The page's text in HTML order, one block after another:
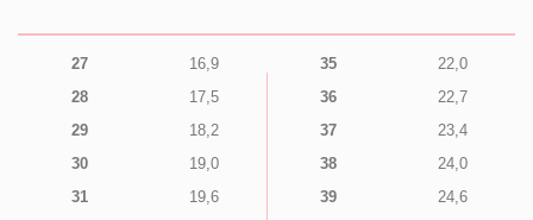
27
16,9
28
17,5
29
18,2
30
19,0
31
19,6
35
22,0
36
22,7
37
23,4
38
24,0
39
24,6